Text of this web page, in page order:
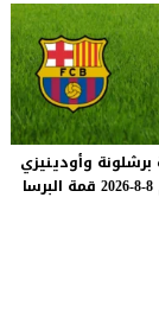
برشلونة وأودينيزي
8-8-2026 قمة البرسا